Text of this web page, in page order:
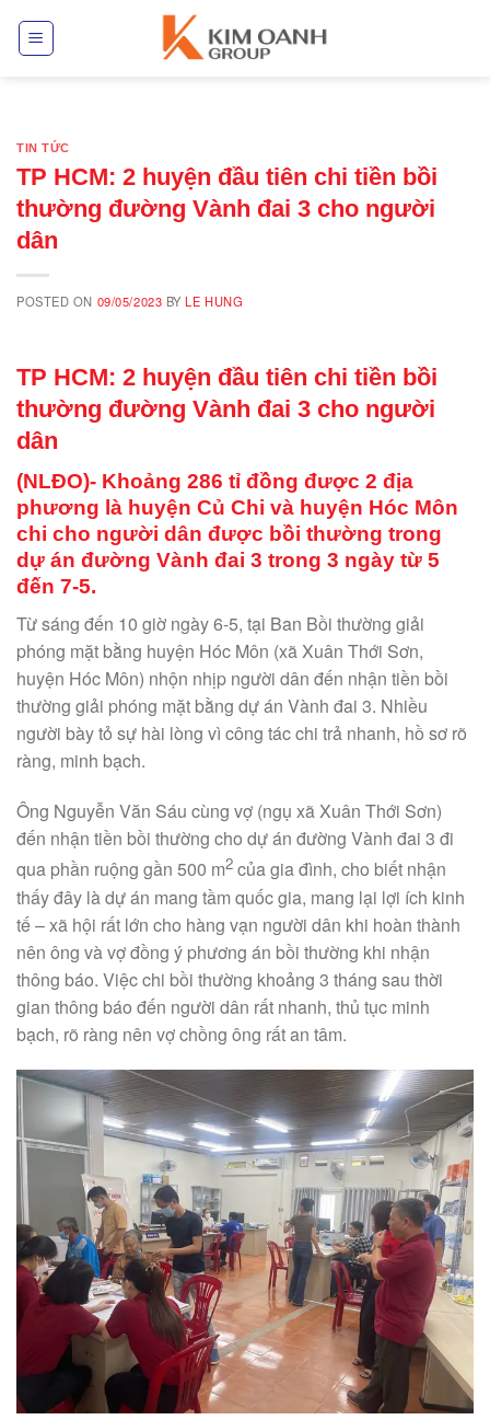
TIN TỨC
TP HCM: 2 huyện đầu tiên chi tiền bồi
thường đường Vành đai 3 cho người
dân
POSTED ON 09/05/2023 BYLE HUNG
TP HCM: 2 huyện đầu tiên chi tiền bồi
thường đường Vành đai 3 cho người
dân
(NLĐO)- Khoảng 286 tỉ đồng được 2 địa
phương là huyện Củ Chi và huyện Hóc Môn
chi cho người dân được bồi thường trong
dự án đường Vành đai 3 trong 3 ngày từ 5
đến 7-5.
Từ sáng đến 10 giờ ngày 6-5, tại Ban Bồi thường giải
phóng mặt bằng huyện Hóc Môn (xã Xuân Thới Sơn,
huyện Hóc Môn) nhộn nhịp người dân đến nhận tiền bồi
thường giải phóng mặt bằng dự án Vành đai 3. Nhiều
người bày tỏ sự hài lòng vì công tác chi trả nhanh, hồ sơ rõ
ràng, minh bạch.
Ông Nguyễn Văn Sáu cùng vợ (ngụ xã Xuân Thới Sơn)
đến nhận tiền bồi thường cho dự án đường Vành đai 3 đi
qua phần ruộng gần 500 m2 của gia đình, cho biết nhận
thấy đây là dự án mang tầm quốc gia, mang lại lợi ích kinh
tế – xã hội rất lớn cho hàng vạn người dân khi hoàn thành
nên ông và vợ đồng ý phương án bồi thường khi nhận
thông báo. Việc chi bồi thường khoảng 3 tháng sau thời
gian thông báo đến người dân rất nhanh, thủ tục minh
bạch, rõ ràng nên vợ chồng ông rất an tâm.